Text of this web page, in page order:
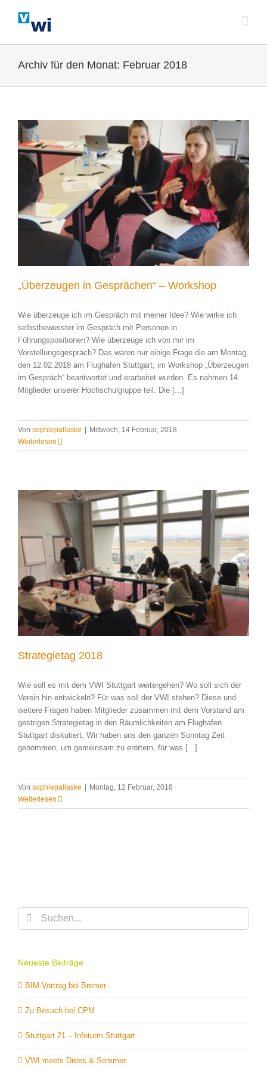
Archiv für den Monat: Februar 2018
„Überzeugen in Gesprächen“ – Workshop
Wie überzeuge ich im Gespräch mit meiner Idee? Wie wirke ich
selbstbewusster im Gespräch mit Personen in
Führungspositionen? Wie überzeuge ich von mir im
Vorstellungsgespräch? Das waren nur einige Frage die am Montag,
den 12.02.2018 am Flughafen Stuttgart, im Workshop „Überzeugen
im Gespräch“ beantwortet und erarbeitet wurden. Es nahmen 14
Mitglieder unserer Hochschulgruppe teil. Die [...]
Von sophiepallaske
Mittwoch, 14 Februar, 2018
Weiterlesen
Strategietag 2018
Wie soll es mit dem VWI Stuttgart weitergehen? Wo soll sich der
Verein hin entwickeln? Für was soll der VWI stehen? Diese und
weitere Fragen haben Mitglieder zusammen mit dem Vorstand am
gestrigen Strategietag in den Räumlichkeiten am Flughafen
Stuttgart diskutiert. Wir haben uns den ganzen Sonntag Zeit
genommen, um gemeinsam zu erörtern, für was [...]
Von sophiepallaske | Montag, 12 Februar, 2018
Weiterlesen
Suche
Neueste Beiträge
BIM-Vortrag bei Bremer
Zu Besuch bei CPM
Stuttgart 21 – Infoturm Stuttgart
VWI meets Drees & Sommer